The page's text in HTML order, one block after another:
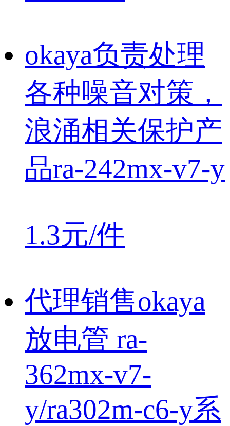
okaya负责处理
各种噪音对策，
浪涌相关保护产
品ra-242mx-v7-y
1.3元/件
代理销售okaya
放电管 ra-
362mx-v7-
y/ra302m-c6-y系